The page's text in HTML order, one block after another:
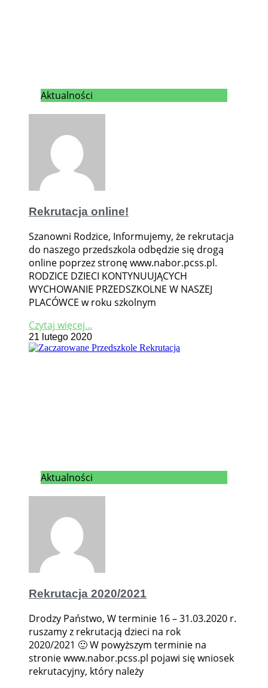
Aktualności
Rekrutacja online!
Szanowni Rodzice, Informujemy, że rekrutacja
do naszego przedszkola odbędzie się drogą
online poprzez stronę www.nabor.pcss.pl.
RODZICE DZIECI KONTYNUUJĄCYCH
WYCHOWANIE PRZEDSZKOLNE W NASZEJ
PLACÓWCE w roku szkolnym
Czytaj więcej...
21 lutego 2020
Aktualności
Rekrutacja 2020/2021
Drodzy Państwo, W terminie 16 – 31.03.2020 r.
ruszamy z rekrutacją dzieci na rok
2020/2021 🙂 W powyższym terminie na
stronie www.nabor.pcss.pl pojawi się wniosek
rekrutacyjny, który należy